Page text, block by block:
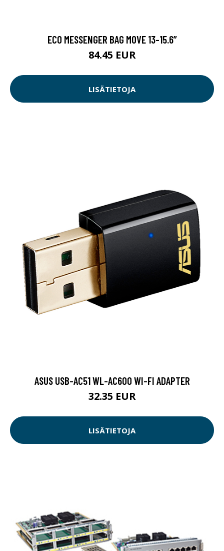
ECO MESSENGER BAG MOVE 13-15.6”
84.45 EUR
LISÄTIETOJA
ASUS USB-AC51 WL-AC600 WI-FI ADAPTER
32.35 EUR
LISÄTIETOJA